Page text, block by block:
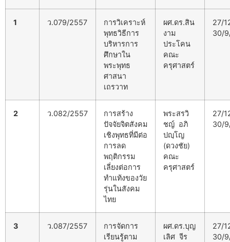
1 ว.079/2557
การวิเคราะห์
พุทธวิธีการ
บริหารการ
ศึกษาใน
พระพุทธ
ศาสนา
เถรวาท
ผศ.ดร.สิน
งาม
ประโคน
คณะ
ครุศาสตร์
27/
30/
2 ว.082/2557
การสร้าง
ปัจจัยจิตสังคม
เชิงพุทธที่มีต่อ
การลด
พฤติกรรม
เลี่ยงต่อการ
ทำแท้งของวัย
รุ่นในสังคม
ไทย
พระสรวิ
ชญ์ อภิ
ปญฺโญ
(ดวงชัย)
คณะ
ครุศาสตร์
27/
30/
3 ว.087/2557
การจัดการ
เรียนรู้ตาม
ผศ.ดร.บุญ
เลิศ จีร
27/
30/